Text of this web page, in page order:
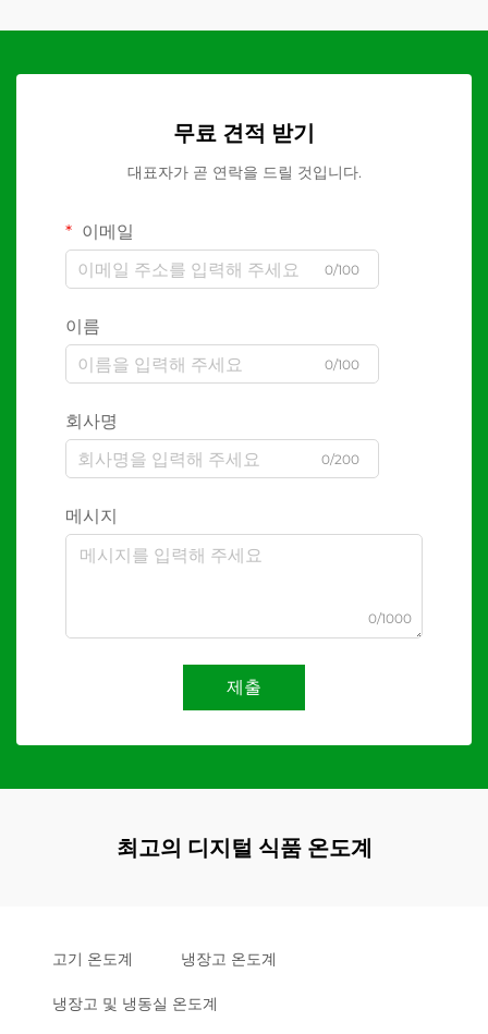
무료 견적 받기
대표자가 곧 연락을 드릴 것입니다.
이메일
0/100
이름
0/100
회사명
0/200
메시지
0/1000
제출
최고의 디지털 식품 온도계
고기 온도계 냉장고 온도계
냉장고 및 냉동실 온도계